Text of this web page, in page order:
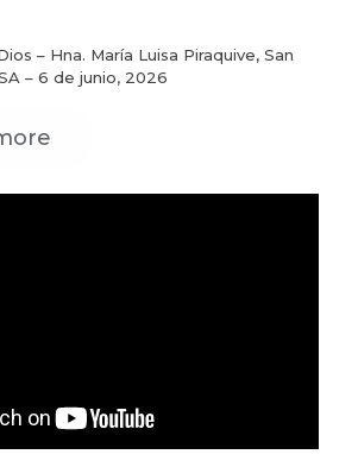
– Hna. María Luisa Piraquive, San
– 6 de junio, 2026